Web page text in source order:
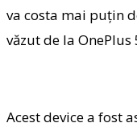
va costa mai puțin
văzut de la
Acest device a fost